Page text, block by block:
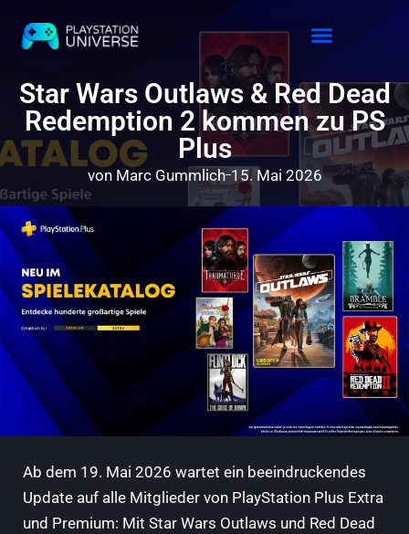
Star Wars Outlaws & Red Dead
Redemption 2 kommen zu PS
Plus
von Marc Gummlich 15. Mai 2026
Ab dem 19. Mai 2026 wartet ein beeindruckendes
Update auf alle Mitglieder von PlayStation Plus Extra
und Premium: Mit Star Wars Outlaws und Red Dead